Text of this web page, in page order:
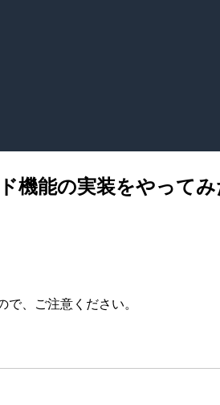
機能の実装をやって
、ご注意ください。